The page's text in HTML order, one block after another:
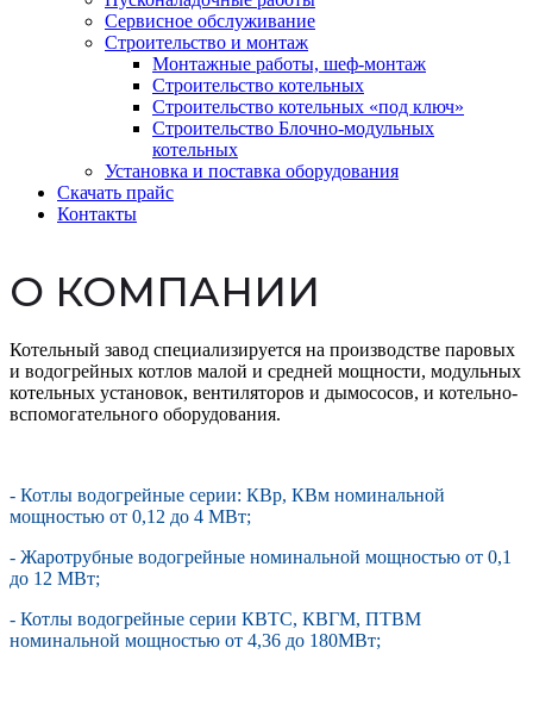
Сервисное обслуживание
Строительство и монтаж
Монтажные работы, шеф-монтаж
Строительство котельных
Строительство котельных «под ключ»
Строительство Блочно-модульных
котельных
Установка и поставка оборудования
Скачать прайс
Контакты
О КОМПАНИИ
Котельный завод специализируется на производстве паровых
и водогрейных котлов малой и средней мощности, модульных
котельных установок, вентиляторов и дымососов, и котельно-
вспомогательного оборудования.
- Котлы водогрейные серии: КВр, КВм номинальной
мощностью от 0,12 до 4 МВт;
- Жаротрубные водогрейные номинальной мощностью от 0,1
до 12 МВт;
- Котлы водогрейные серии КВТС, КВГМ, ПТВМ
номинальной мощностью от 4,36 до 180МВт;